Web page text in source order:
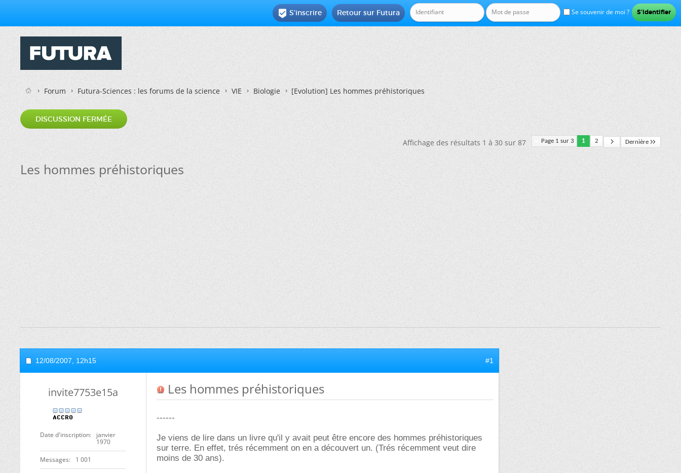
Se souvenir de moi ?
Retour sur Futura
 S'inscrire
Forum Futura-Sciences : les forums de la science VIE Biologie [Evolution]Les hommes préhistoriques
DISCUSSION FERMÉE
Page 1 sur 3 1 2 Dernière
Affichage des résultats 1 à 30 sur 87
Les hommes préhistoriques
12/08/2007, 12h15 #1
invite7753e15a
Date d'inscription
janvier
1970
Messages 1 001
Les hommes préhistoriques
------
Je viens de lire dans un livre qu'il y avait peut être encore des hommes préhistoriques
sur terre. En effet, trés récemment on en a découvert un. (Trés récemment veut dire
moins de 30 ans).